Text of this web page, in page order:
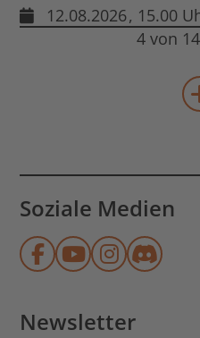
12.08.2026, 15.00
4 von
Soziale Medien
Münchner
Münchner
Newsletter